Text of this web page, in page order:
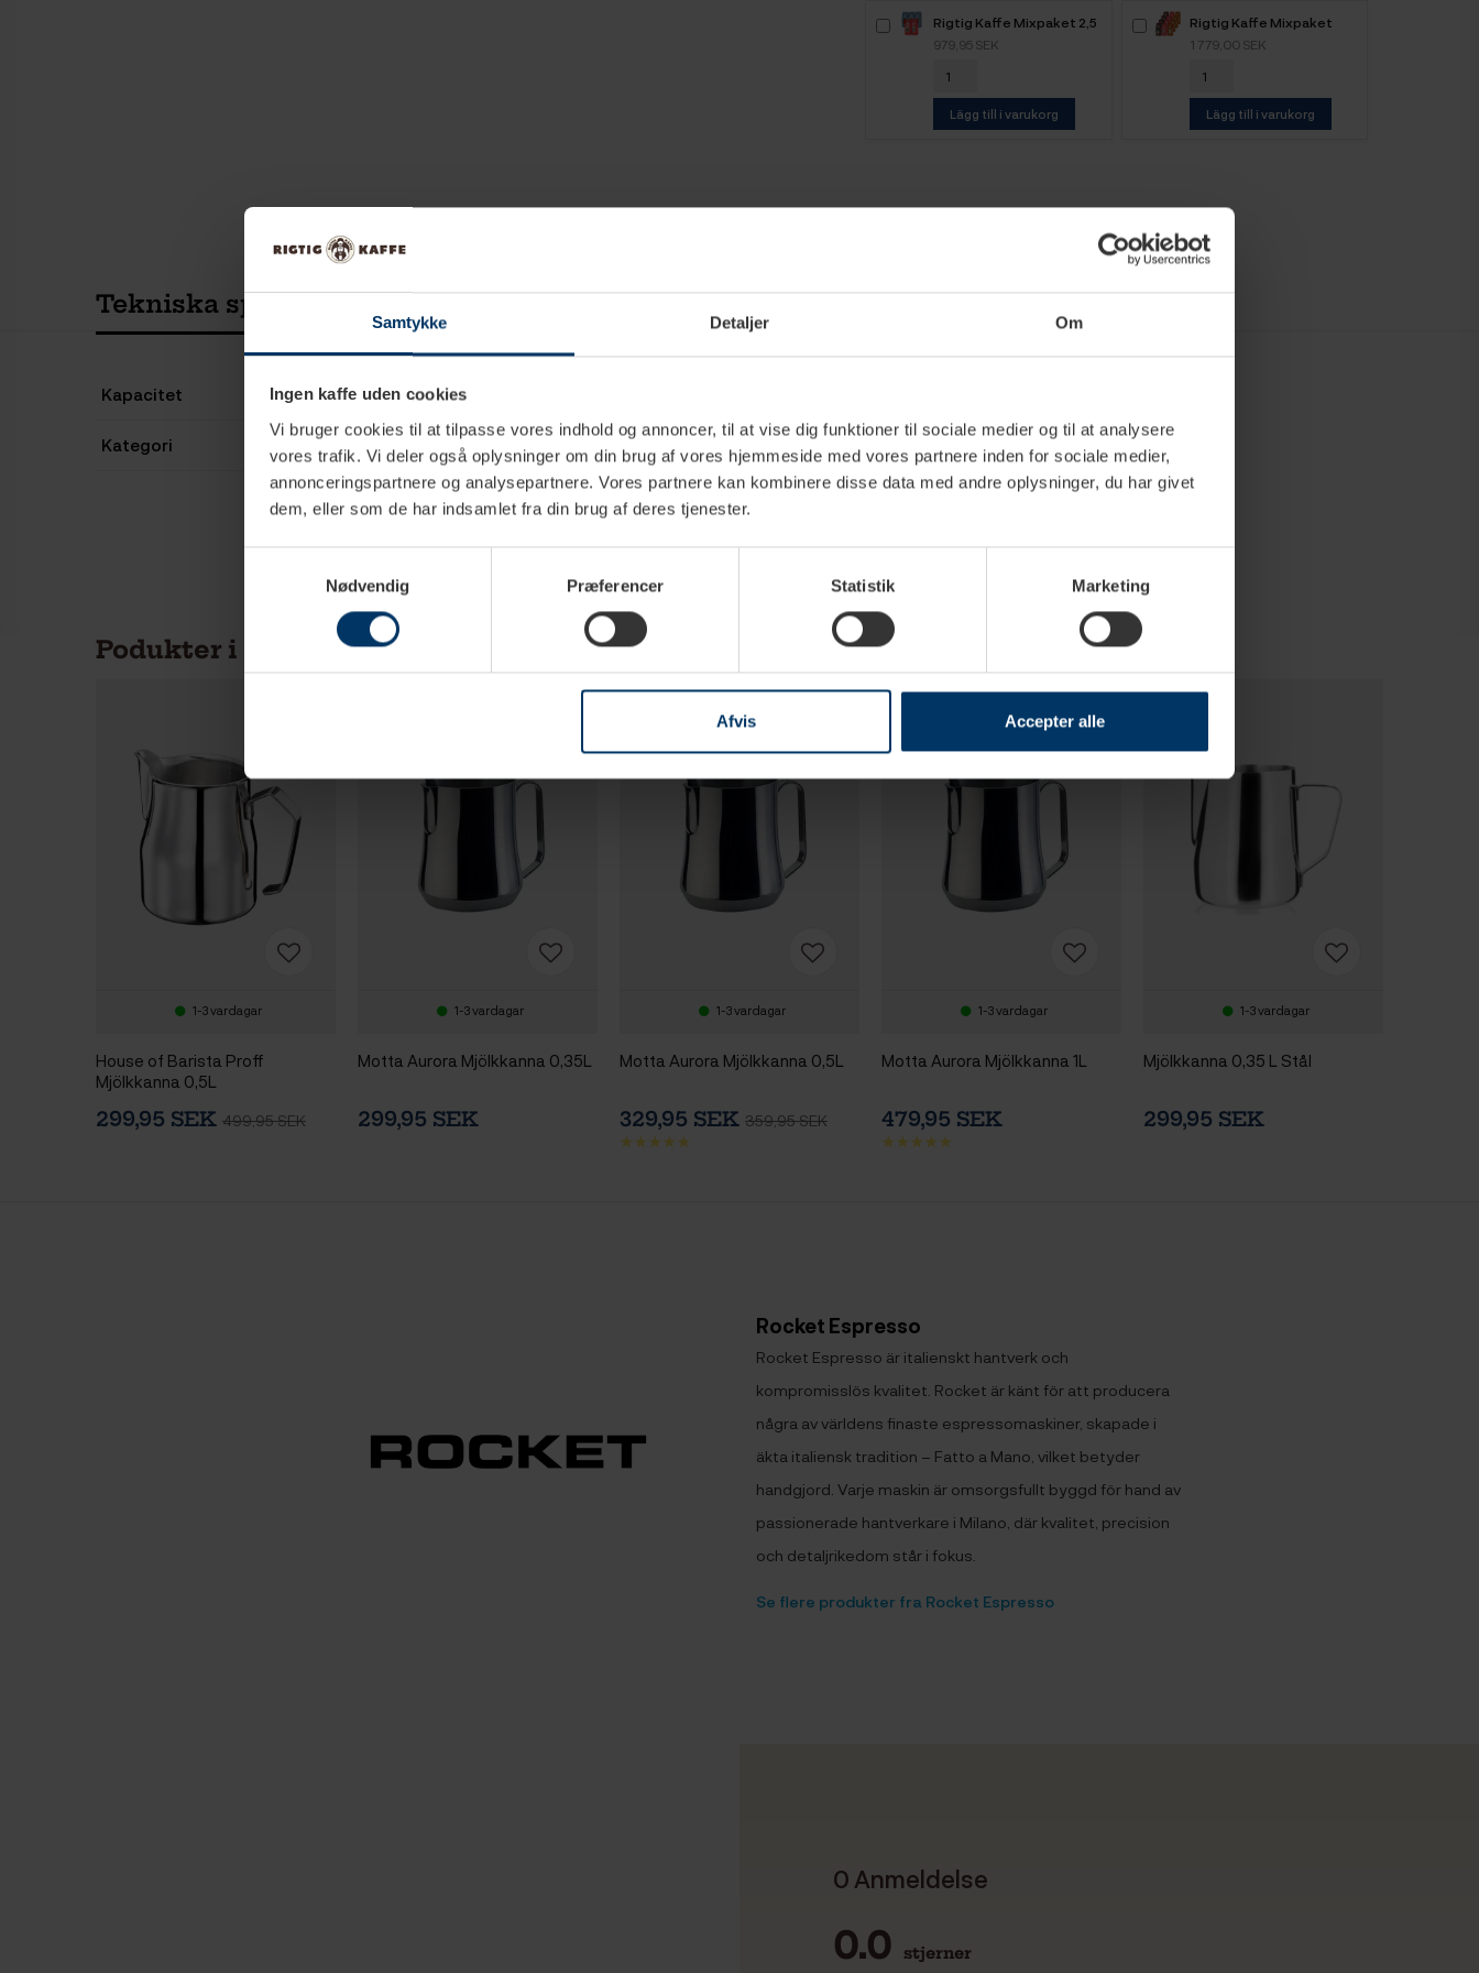
Samtykke Detaljer Om
Ingen kaffe uden cookies
Vi bruger cookies til at tilpasse vores indhold og annoncer, til at vise dig funktioner til sociale medier og til at analysere
vores trafik. Vi deler også oplysninger om din brug af vores hjemmeside med vores partnere inden for sociale medier,
annonceringspartnere og analysepartnere. Vores partnere kan kombinere disse data med andre oplysninger, du har givet
dem, eller som de har indsamlet fra din brug af deres tjenester.
Nødvendig
Præferencer Statistik Marketing
Afvis Accepter alle
Rigtig Kaffe Mixpaket 2,5
kg Hela kaffebönor
979,95 SEK
Lägg till i varukorg
Rigtig Kaffe Mixpaket
5,2kg
1 779,00 SEK
Lägg till i varukorg
Tekniska specifikationer
Kapacitet
Kategori Mælkekande
Podukter i samma kategori
1-3 vardagar
House of Barista Proff
Mjölkkanna 0,5L
299,95 SEK 499,95 SEK
1-3 vardagar
Motta Aurora Mjölkkanna 0,35L
299,95 SEK
1-3 vardagar
Motta Aurora Mjölkkanna 0,5L
329,95 SEK 359,95 SEK
1-3 vardagar
Motta Aurora Mjölkkanna 1L
479,95 SEK
1-3 vardagar
Mjölkkanna 0,35 L Stål
299,95 SEK
Rocket Espresso
Rocket Espresso är italienskt hantverk och
kompromisslös kvalitet. Rocket är känt för att producera
några av världens finaste espressomaskiner, skapade i
äkta italiensk tradition – Fatto a Mano, vilket betyder
handgjord. Varje maskin är omsorgsfullt byggd för hand av
passionerade hantverkare i Milano, där kvalitet, precision
och detaljrikedom står i fokus.
Se flere produkter fra Rocket Espresso
0 Anmeldelse
0.0 stjerner